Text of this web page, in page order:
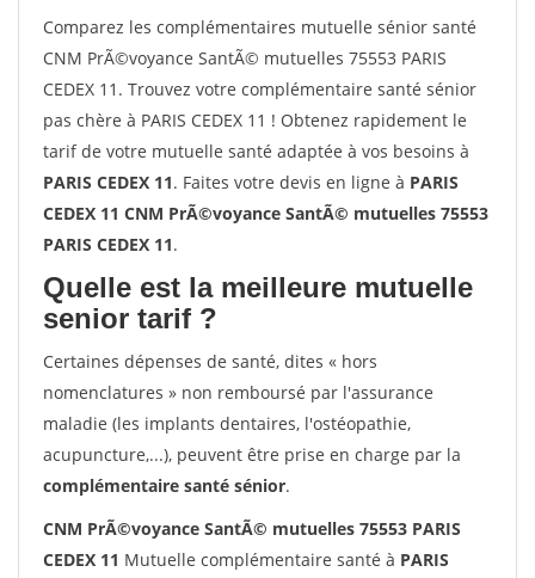
Comparez les complémentaires mutuelle sénior santé
CNM PrÃ©voyance SantÃ© mutuelles 75553 PARIS
CEDEX 11. Trouvez votre complémentaire santé sénior
pas chère à PARIS CEDEX 11 ! Obtenez rapidement le
tarif de votre mutuelle santé adaptée à vos besoins à
PARIS CEDEX 11. Faites votre devis en ligne à PARIS
CEDEX 11 CNM PrÃ©voyance SantÃ© mutuelles 75553
PARIS CEDEX 11.
Quelle est la meilleure mutuelle
senior tarif ?
Certaines dépenses de santé, dites « hors
nomenclatures » non remboursé par l'assurance
maladie (les implants dentaires, l'ostéopathie,
acupuncture,...), peuvent être prise en charge par la
complémentaire santé sénior.
CNM PrÃ©voyance SantÃ© mutuelles 75553 PARIS
CEDEX 11 Mutuelle complémentaire santé à PARIS